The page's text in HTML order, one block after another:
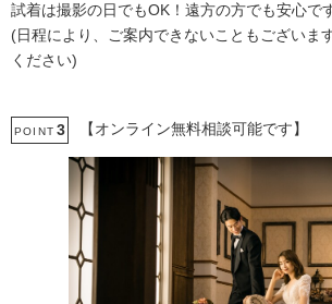
試着は撮影の日でもOK！遠方の方でも安心です
(日程により、ご案内できないこともございま
ください)
POINT 3 【オンライン無料相談可能です】